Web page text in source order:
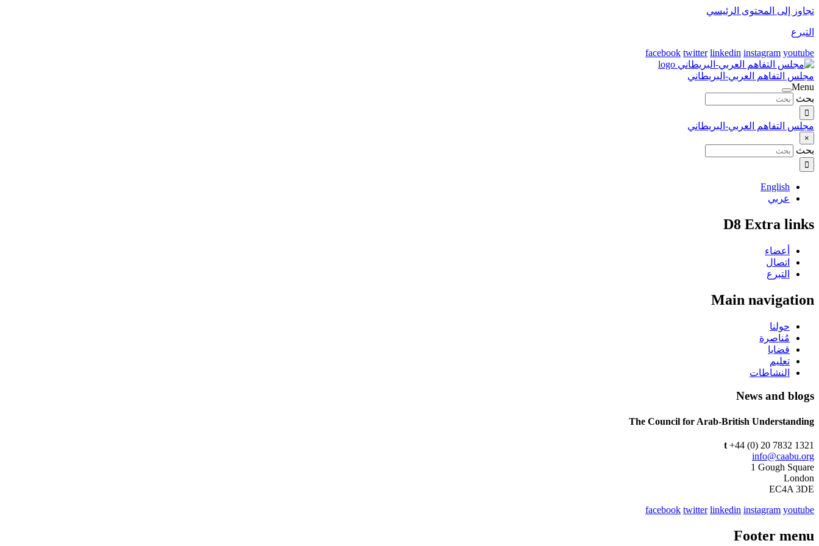
تجاوز إلى المحتوى الرئيسي
التبرع
facebook twitter linkedin instagram youtube
مجلس التفاهم العربي-البريطاني
Menu
بحث
مجلس التفاهم العربي-البريطاني
×
بحث
English
عربي
D8 Extra links
أعضاء
اتصال
التبرع
Main navigation
حولنا
مُناصرة
قضايا
تعليم
النشاطات
News and blogs
The Council for Arab-British Understanding
t +44 (0) 20 7832 1321
info@caabu.org
1 Gough Square
London
EC4A 3DE
facebook twitter linkedin instagram youtube
Footer menu